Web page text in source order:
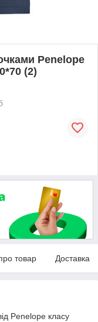
Penelope
(2)
товар Доставка
Penelope класу